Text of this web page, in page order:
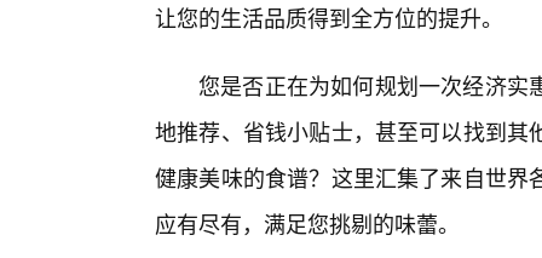
让您的生活品质得到全方位的提升。
您是否正在为如何规划一次经济实
地推荐、省钱小贴士，甚至可以找到
健康美味的食谱？这里汇集了来自世
应有尽有，满足您挑剔的味蕾。